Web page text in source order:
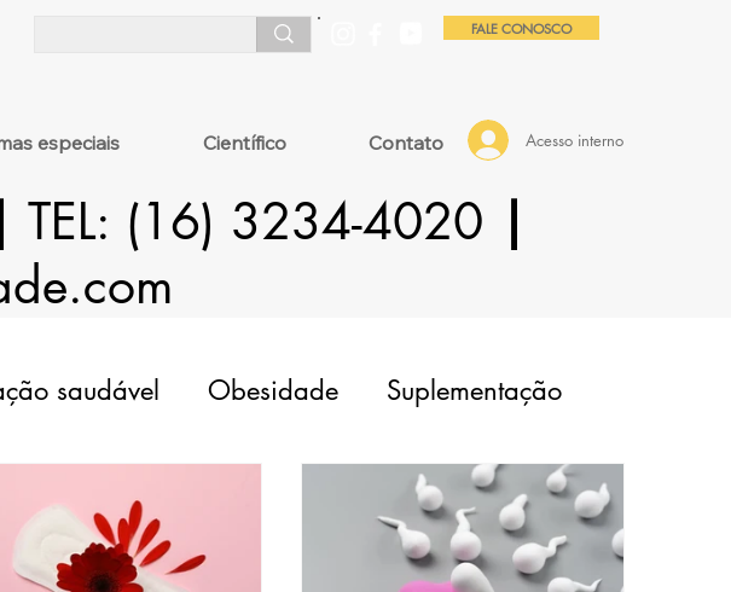
Acesso interno
FALE CONOSCO
especiais Científico Contato
TEL: (16) 3234-4020
saudável Obesidade Suplementação
Fator Masculino Adenomiose
Doação de Óvulos